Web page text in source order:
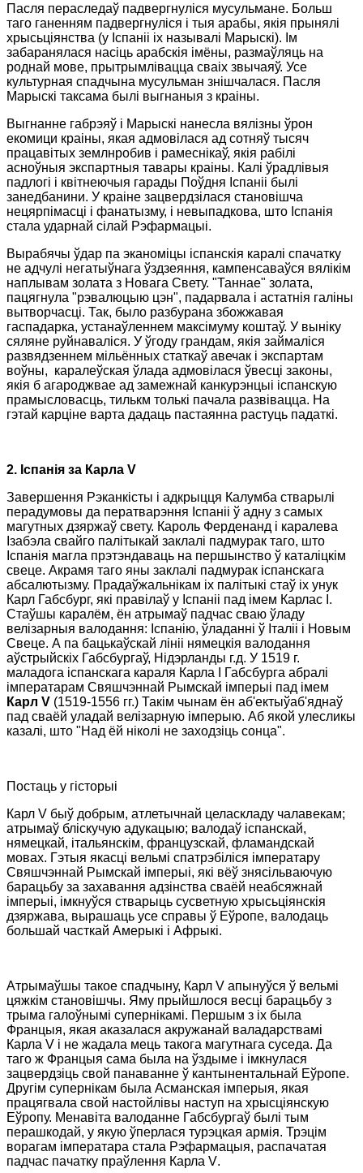
Пасля пераследаў падвергнуліся мусульмане. Больш
таго ганенням падвергнуліся і тыя арабы, якія прынялі
хрысьціянства (у Іспаніі іх называлі Марыскі). Ім
забаранялася насіць арабскія імёны, размаўляць на
роднай мове, прытрымлівацца сваіх звычаяў. Усе
культурная спадчына мусульман знішчалася. Пасля
Марыскі таксама былі выгнаныя з краіны.
Выгнанне габрэяў і Марыскі нанесла вялізны ўрон
екомици краіны, якая адмовілася ад сотняў тысяч
працавітых землнробив і рамеснікаў, якія рабілі
асноўныя экспартныя тавары краіны. Калі ўрадлівыя
падлогі і квітнеючыя гарады Поўдня Іспаніі былі
занедбанини. У краіне зацвердзілася становішча
нецярпімасці і фанатызму, і невыпадкова, што Іспанія
стала ударнай сілай Рэфармацыі.
Вырабячы ўдар па эканоміцы іспанскія каралі спачатку
не адчулі негатыўнага ўздзеяння, кампенсаваўся вялікім
наплывам золата з Новага Свету. "Таннае" золата,
пацягнула "рэвалюцыю цэн", падарвала і астатнія галіны
вытворчасці. Так, было разбурана збожжавая
гаспадарка, устанаўленнем максімуму коштаў. У выніку
сяляне руйнаваліся. У ўгоду грандам, якія займаліся
развядзеннем мільённых статкаў авечак і экспартам
воўны, каралеўская ўлада адмовілася ўвесці законы,
якія б агароджвае ад замежнай канкурэнцыі іспанскую
прамысловасць, тилькм толькі пачала развівацца. На
гэтай карціне варта дадаць пастаянна растуць падаткі.
2. Іспанія за Карла V
Завершення Рэканкісты і адкрыцця Калумба стварылі
перадумовы да ператварэння Іспаніі ў адну з самых
магутных дзяржаў свету. Кароль Ферденанд і каралева
Ізабэла свайго палітыкай заклалі падмурак таго, што
Іспанія магла прэтэндаваць на першынство ў каталіцкім
свеце. Акрамя таго яны заклалі падмурак іспанскага
абсалютызму. Прадаўжальнікам іх палітыкі стаў іх унук
Карл Габсбург, які правілаў у Іспаніі пад імем Карлас І.
Стаўшы каралём, ён атрымаў падчас сваю ўладу
велізарныя валодання: Іспанію, ўладанні ў Італіі і Новым
Свеце. А па бацькаўскай лініі нямецкія валодання
аўстрыйскіх Габсбургаў, Нідэрланды г.д. У 1519 г.
маладога іспанскага караля Карла I Габсбурга абралі
імператарам Свяшчэннай Рымскай імперыі пад імем
Карл V (1519-1556 гг.) Такім чынам ён аб'ектыўаб'яднаў
пад сваёй уладай велізарную імперыю. Аб якой улесликы
казалі, што "Над ёй ніколі не заходзіць сонца".
Постаць у гісторыі
Карл V быў добрым, атлетычнай целаскладу чалавекам;
атрымаў бліскучую адукацыю; валодаў іспанскай,
нямецкай, італьянскім, французскай, фламандскай
мовах. Гэтыя якасці вельмі спатрэбіліся імператару
Свяшчэннай Рымскай імперыі, які вёў знясільваючую
барацьбу за захавання адзінства сваёй неабсяжнай
імперыі, імкнуўся стварыць сусветную хрысьціянскія
дзяржава, вырашаць усе справы ў Еўропе, валодаць
большай часткай Амерыкі і Афрыкі.
Атрымаўшы такое спадчыну, Карл V апынуўся ў вельмі
цяжкім становішчы. Яму прыйшлося весці барацьбу з
трыма галоўнымі супернікамі. Першым з іх была
Францыя, якая аказалася акружанай валадарствамі
Карла V і не жадала мець такога магутнага суседа. Да
таго ж Францыя сама была на ўздыме і імкнулася
зацвердзіць свой панаванне ў кантынентальнай Еўропе.
Другім супернікам была Асманская імперыя, якая
працягвала свой настойлівы наступ на хрысціянскую
Еўропу. Менавіта валоданне Габсбургаў былі тым
перашкодай, у якую ўперлася турэцкая армія. Трэцім
ворагам імператара стала Рэфармацыя, распачатая
падчас пачатку праўлення Карла V.